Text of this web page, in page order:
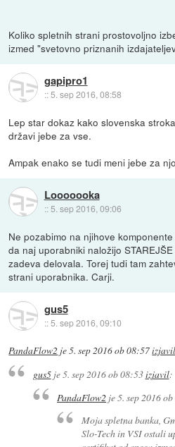
Koliko spletnih strani prostovoljno
izmed "svetovno priznanih
gapipro1
::5. sep 2016, 08:58
Lep star dokaz kako slovenska
državi jebe za vse.
Ampak enako se tudi meni jebe za
Looooooka
:: 5. sep 2016, 09:06
Ne pozabimo na njihove
da naj uporabniki naložijo
zadeva delovala. Torej tudi tam
strani uporabnika. Carji.
gus5
::5. sep 2016, 09:10
PandaFlow2 je5. sep 2016 ob 08:57
gus5je5. sep 2016 ob 08:53izjavil:
PandaFlow2 je5. sep 2016
Moja spletna banka,
Slo-Tech in VSI ostali